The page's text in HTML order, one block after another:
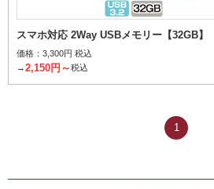
スマホ対応 2Way USBメモリー【32GB】
価格： 3,300円 税込
→2,150円～税込
1